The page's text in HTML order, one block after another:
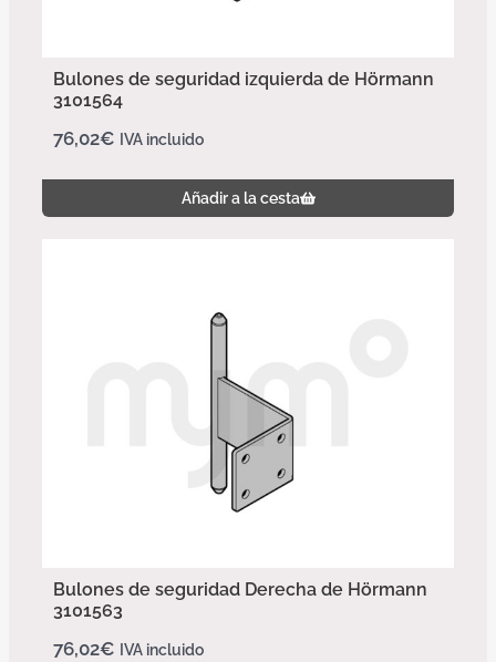
Bulones de seguridad izquierda de Hörmann
3101564
76,02€ IVA incluido
Añadir a la cesta
Bulones de seguridad Derecha de Hörmann
3101563
76,02€ IVA incluido